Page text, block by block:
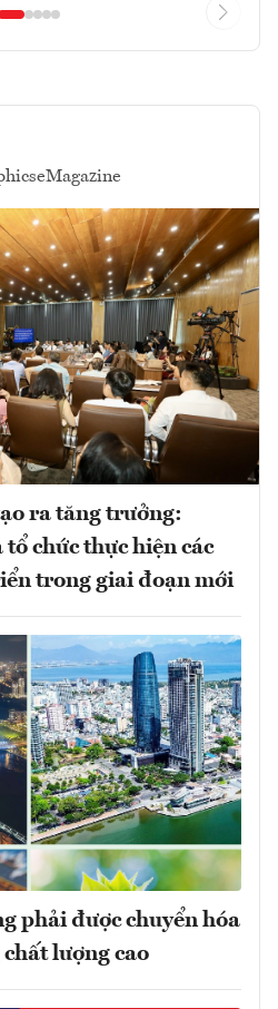
eMagazine
ra tăng trưởng:
chức thực hiện các
trong giai đoạn mới
phải được chuyển hóa
lượng cao